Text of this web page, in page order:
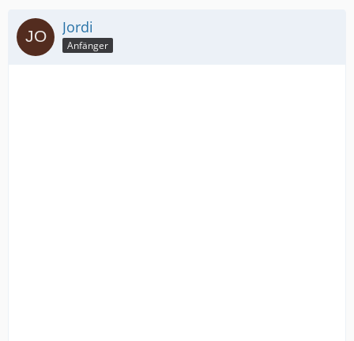
Jordi
Anfänger